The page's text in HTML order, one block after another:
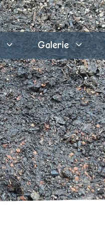
Galerie